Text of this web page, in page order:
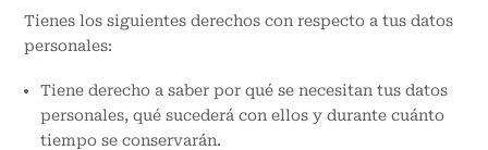
Tienes los siguientes derechos con respecto a tus datos
personales:
Tiene derecho a saber por qué se necesitan tus datos
personales, qué sucederá con ellos y durante cuánto
tiempo se conservarán.